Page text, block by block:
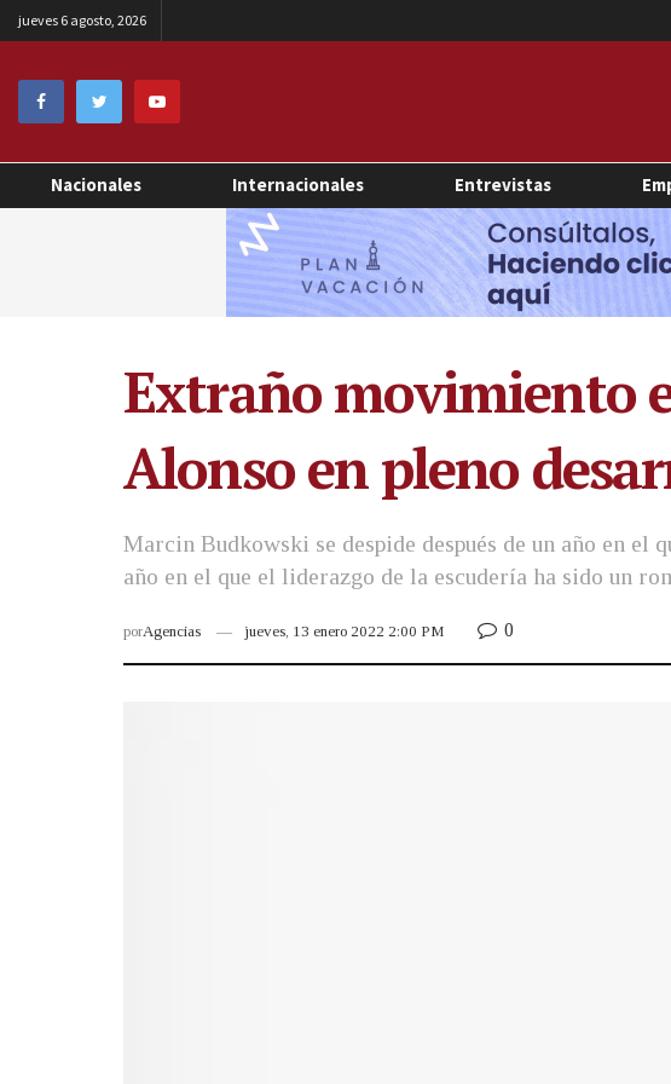
jueves 6 agosto, 2026
Nacionales Internacionales Entrevistas
Extraño movimiento
Alonso en pleno
Marcin Budkowski se despide después de un año en el
año en el que el liderazgo de la escudería ha sido un
porAgencias jueves, 13 enero 2022 2:00 PM 0